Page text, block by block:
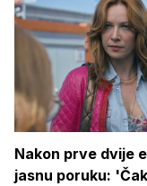
Nakon prve dvije
jasnu poruku: